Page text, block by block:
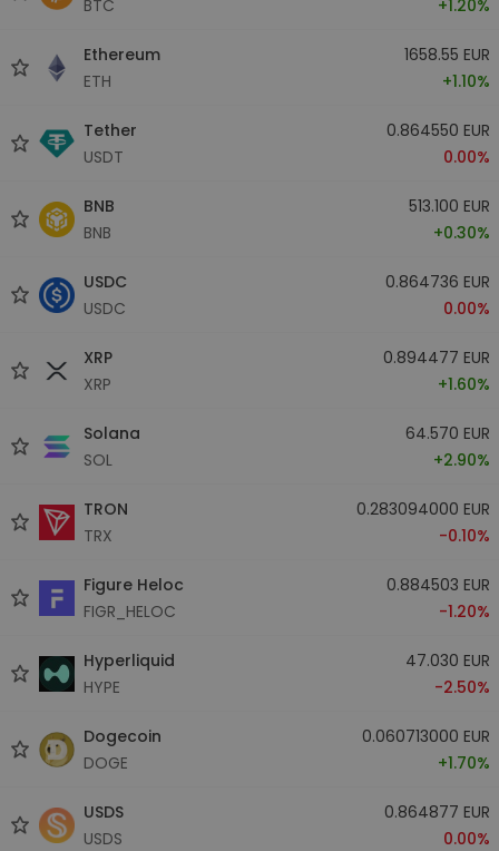
BTC
+1.20%
Ethereum
ETH
1658.55 EUR
+1.10%
Tether
USDT
0.864550 EUR
0.00%
BNB
BNB
513.100 EUR
+0.30%
USDC
USDC
0.864736 EUR
0.00%
XRP
XRP
0.894477 EUR
+1.60%
Solana
SOL
64.570 EUR
+2.90%
TRON
TRX
0.283094000 EUR
-0.10%
Figure Heloc
FIGR_HELOC
0.884503 EUR
-1.20%
Hyperliquid
HYPE
47.030 EUR
-2.50%
Dogecoin
DOGE
0.060713000 EUR
+1.70%
USDS
USDS
0.864877 EUR
0.00%